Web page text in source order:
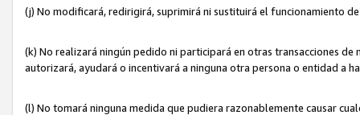
(j) No modificará, redirigirá, suprimirá ni sustituirá el funcionamiento
(k) No realizará ningún pedido ni participará en otras transacciones
autorizará, ayudará o incentivará a ninguna otra persona o entidad a
(l) No tomará ninguna medida que pudiera razonablemente causar